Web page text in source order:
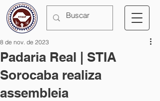
Padaria Real | STIA
Sorocaba realiza
assembleia
8 de nov. de 2023